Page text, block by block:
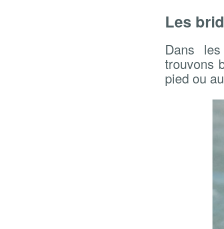
Les
Dans
trouvons
pied ou